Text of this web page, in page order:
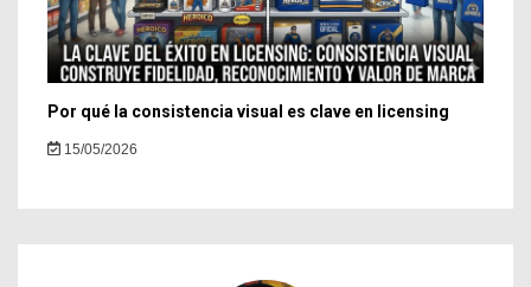
Por qué la consistencia visual es clave en licensing
15/05/2026